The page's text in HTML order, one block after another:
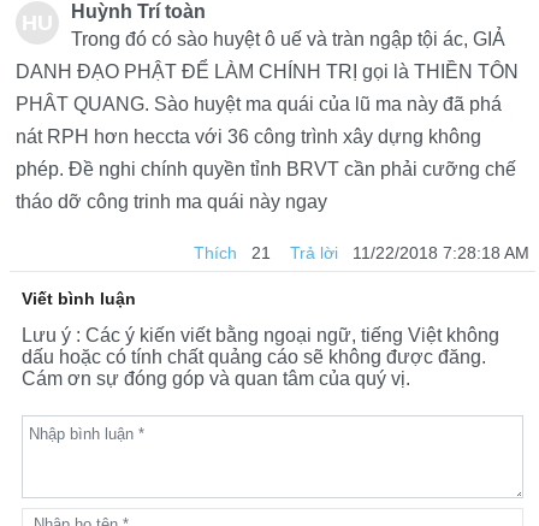
HU
ỲN
H
TO
Huỳnh Trí toàn
Trong đó có sào huyệt ô uế và tràn ngập tội ác, GIẢ
DANH ĐẠO PHẬT ĐỂ LÀM CHÍNH TRỊ gọi là THIỀN TÔN
PHÂT QUANG. Sào huyệt ma quái của lũ ma này đã phá
nát RPH hơn heccta với 36 công trình xây dựng không
phép. Đề nghi chính quyền tỉnh BRVT cần phải cưỡng chế
tháo dỡ công trinh ma quái này ngay
Thích 21 Trả lời 11/22/2018 7:28:18 AM
Viết bình luận
Lưu ý : Các ý kiến viết bằng ngoại ngữ, tiếng Việt không
dấu hoặc có tính chất quảng cáo sẽ không được đăng.
Cám ơn sự đóng góp và quan tâm của quý vị.